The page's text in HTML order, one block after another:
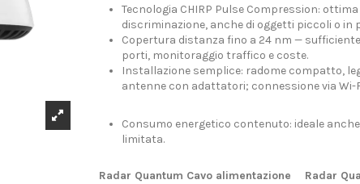
Tecnologia CHIRP Pulse Compression:
discriminazione, anche di oggetti piccoli o in
Copertura distanza fino a 24 nm —
porti, monitoraggio traffico e coste.
Installazione semplice: radome compatto,
antenne con adattatori; connessione via Wi-
Consumo energetico contenuto: ideale
limitata.
Radar Quantum Cavo alimentazione Radar